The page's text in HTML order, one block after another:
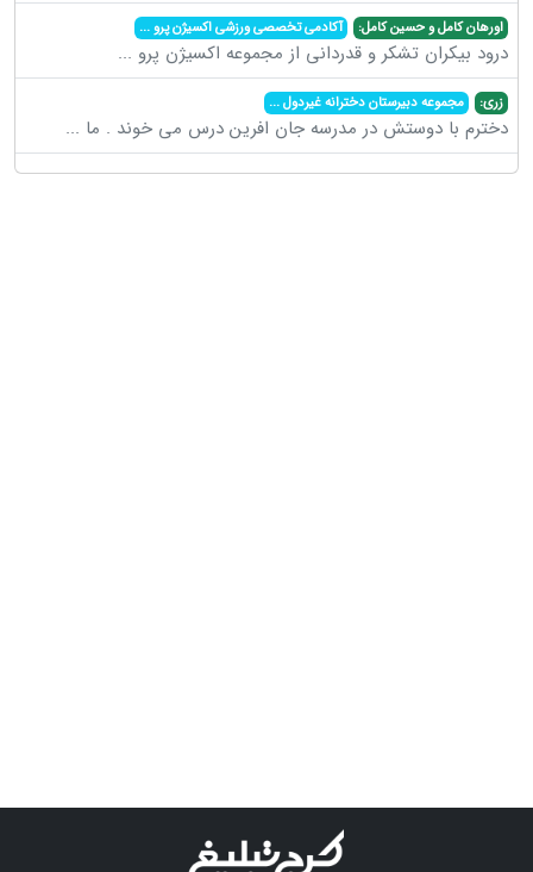
اورهان کامل و حسین کامل: آکادمی تخصصی ورزشی اکسیژن پرو...
درود بیکران تشکر و قدردانی از مجموعه اکسیژن پرو ...
زری: مجموعه دبیرستان دخترانه غیردول...
دخترم با دوستش در مدرسه جان افرین درس می خوند . ما ...